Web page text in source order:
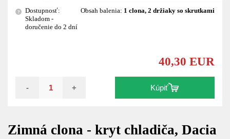
Zimná clona - kryt chladiča, Dacia
?
Dostupnosť:
Skladom -
doručenie do 2 dní
Obsah balenia: 1 clona, 2 držiaky so skrutkami
40,30 EUR
- + Kúpiť